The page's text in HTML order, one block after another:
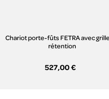
Chariot porte-fûts FETRA avec
rétention
527,00 €